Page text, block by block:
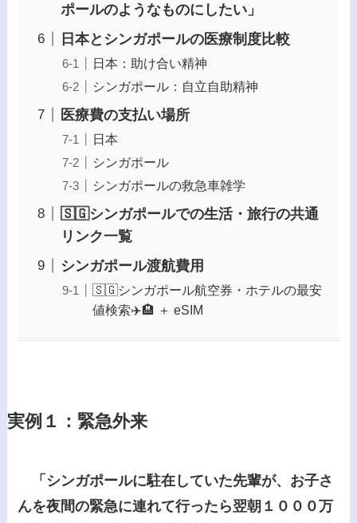
ポールのようなものにしたい」
日本とシンガポールの医療制度比較
日本：助け合い精神
シンガポール：自立自助精神
医療費の支払い場所
日本
シンガポール
シンガポールの救急車雑学
🇸🇬シンガポールでの生活・旅行の共通
リンク一覧
シンガポール渡航費用
🇸🇬シンガポール航空券・ホテルの最安
値検索✈️🏨 ＋ eSIM
実例１：緊急外来
「シンガポールに駐在していた先輩が、お子さ
んを夜間の緊急に連れて行ったら翌朝１０００万